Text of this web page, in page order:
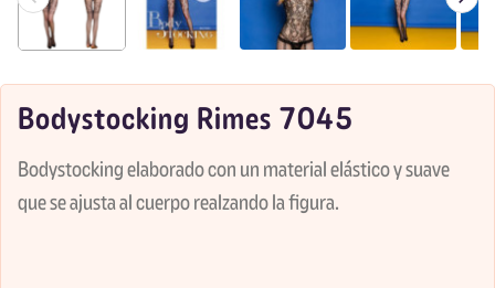
Bodystocking Rimes 7045
Bodystocking elaborado con un material elástico y suave
que se ajusta al cuerpo realzando la figura.